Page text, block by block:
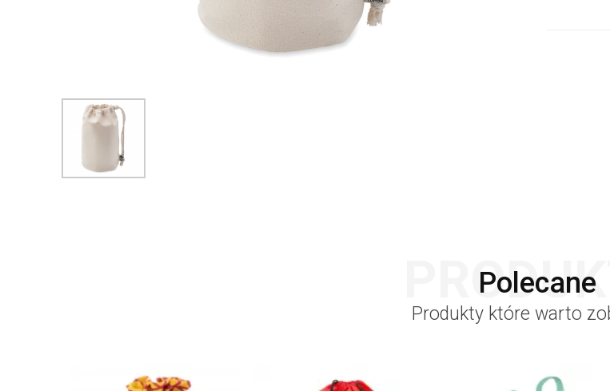
Polecane
Produkty które warto